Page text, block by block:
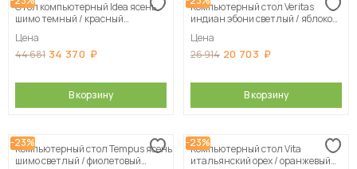
Стол компьютерный Idea ясень
шимо темный / красный
Цена
44 681 34 370
В корзину
Компьютерный стол Veritas
индиан эбони светлый / яблоко
Цена
26 914 20 703
В корзину
-23%
Компьютерный стол Tempus ясень
шимо светлый / фиолетовый
-23%
Компьютерный стол Vita
итальянский орех / оранжевый